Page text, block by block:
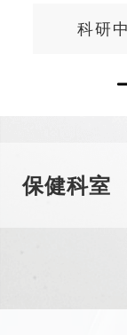
科研中心
保健科室